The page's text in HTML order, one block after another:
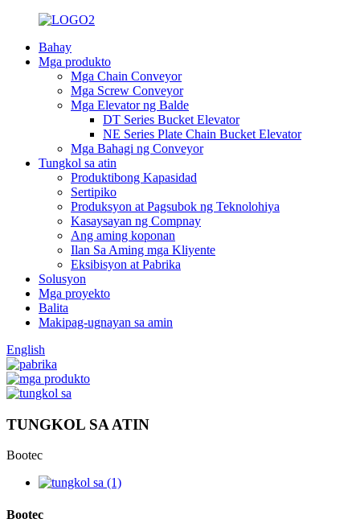
Bahay
Mga produkto
Mga Chain Conveyor
Mga Screw Conveyor
Mga Elevator ng Balde
DT Series Bucket Elevator
NE Series Plate Chain Bucket Elevator
Mga Bahagi ng Conveyor
Tungkol sa atin
Produktibong Kapasidad
Sertipiko
Produksyon at Pagsubok ng Teknolohiya
Kasaysayan ng Compnay
Ang aming koponan
Ilan Sa Aming mga Kliyente
Eksibisyon at Pabrika
Solusyon
Mga proyekto
Balita
Makipag-ugnayan sa amin
English
TUNGKOL SA ATIN
Bootec
Bootec